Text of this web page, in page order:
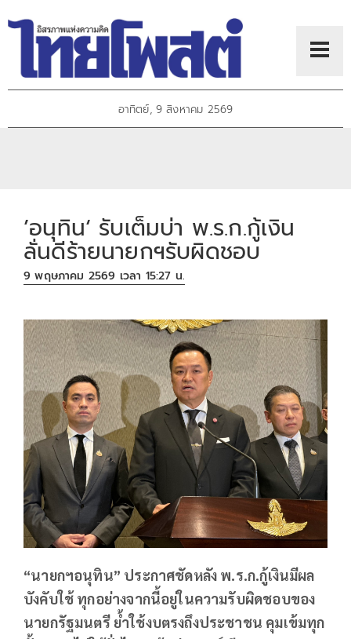
อาทิตย์, 9 สิงหาคม 2569
’อนุทิน‘ รับเต็มบ่า พ.ร.ก.กู้เงิน
ลั่นดีร้ายนายกฯรับผิดชอบ
9 พฤษภาคม 2569 เวลา 15:27 น.
“นายกฯอนุทิน” ประกาศชัดหลัง พ.ร.ก.กู้เงินมีผล
บังคับใช้ ทุกอย่างจากนี้อยู่ในความรับผิดชอบของ
นายกรัฐมนตรี ย้ำใช้งบตรงถึงประชาชน คุมเข้มทุก